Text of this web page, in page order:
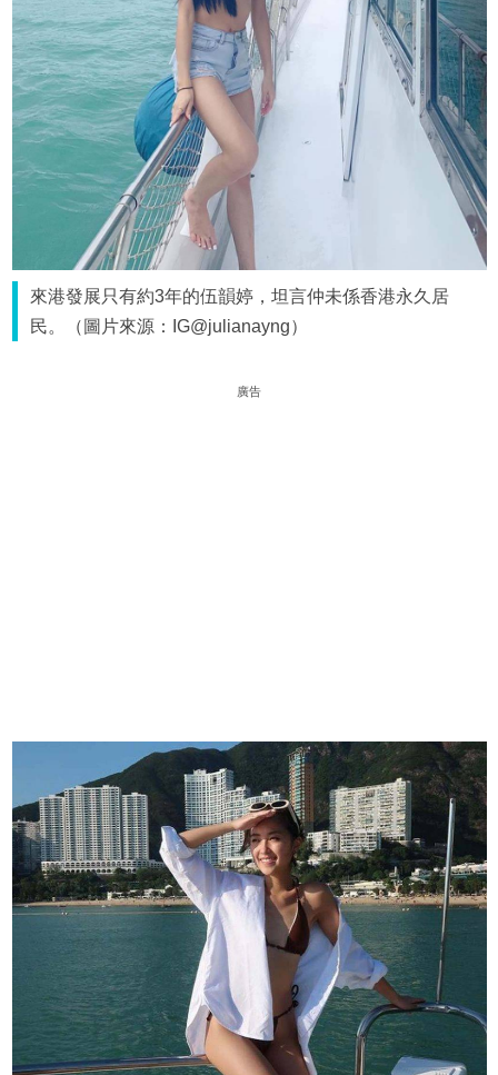
來港發展只有約3年的伍韻婷，坦言仲未係香港永久居
民。（圖片來源：IG@julianayng）
廣告